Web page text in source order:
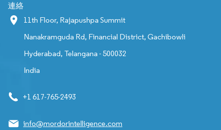
連絡
11th Floor, Rajapushpa Summit
Nanakramguda Rd, Financial District, Gachibowli
Hyderabad, Telangana - 500032
India
+1 617-765-2493
info@mordorintelligence.com